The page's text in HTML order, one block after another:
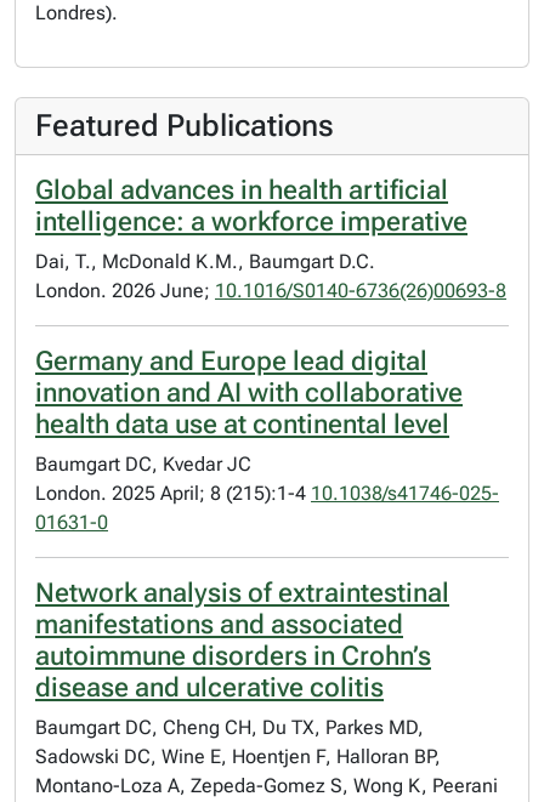
Londres).
Featured Publications
Global advances in health artificial
intelligence: a workforce imperative
Dai, T., McDonald K.M., Baumgart D.C.
London. 2026 June; 10.1016/S0140-6736(26)00693-8
Germany and Europe lead digital
innovation and AI with collaborative
health data use at continental level
Baumgart DC, Kvedar JC
London. 2025 April; 8 (215):1-4 10.1038/s41746-025-
01631-0
Network analysis of extraintestinal
manifestations and associated
autoimmune disorders in Crohn’s
disease and ulcerative colitis
Baumgart DC, Cheng CH, Du TX, Parkes MD,
Sadowski DC, Wine E, Hoentjen F, Halloran BP,
Montano-Loza A, Zepeda-Gomez S, Wong K, Peerani